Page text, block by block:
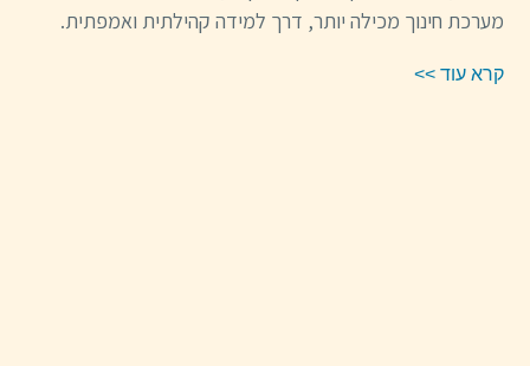
מערכת חינוך מכילה יותר, דרך למידה קהילתית ואמפתית.
קרא עוד >>